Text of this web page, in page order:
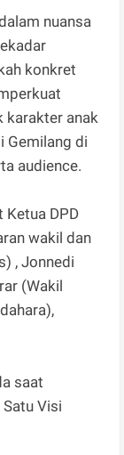
nuansa
konkret
karakter anak
Gemilang di
audience.
DPD
wakil dan
, Jonnedi
(Wakil
saat
Visi